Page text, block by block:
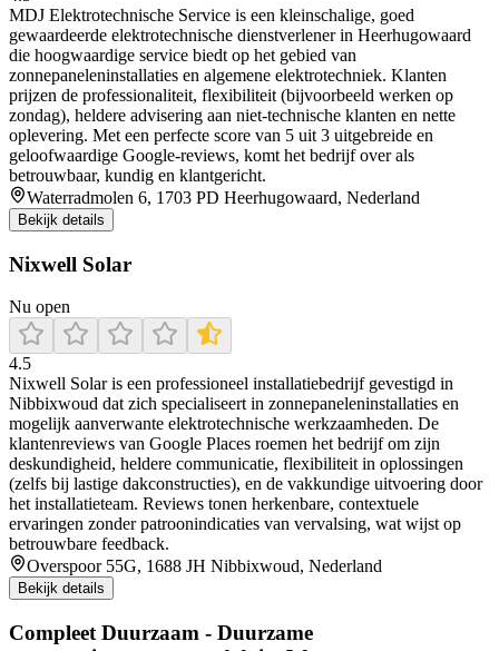
MDJ Elektrotechnische Service is een kleinschalige, goed
gewaardeerde elektrotechnische dienstverlener in Heerhugowaard
die hoogwaardige service biedt op het gebied van
zonnepaneleninstallaties en algemene elektrotechniek. Klanten
prijzen de professionaliteit, flexibiliteit (bijvoorbeeld werken op
zondag), heldere advisering aan niet-technische klanten en nette
oplevering. Met een perfecte score van 5 uit 3 uitgebreide en
geloofwaardige Google-reviews, komt het bedrijf over als
betrouwbaar, kundig en klantgericht.
Waterradmolen 6, 1703 PD Heerhugowaard, Nederland
Bekijk details
Nixwell Solar
Nu open
4.5
Nixwell Solar is een professioneel installatiebedrijf gevestigd in
Nibbixwoud dat zich specialiseert in zonnepaneleninstallaties en
mogelijk aanverwante elektrotechnische werkzaamheden. De
klantenreviews van Google Places roemen het bedrijf om zijn
deskundigheid, heldere communicatie, flexibiliteit in oplossingen
(zelfs bij lastige dakconstructies), en de vakkundige uitvoering door
het installatieteam. Reviews tonen herkenbare, contextuele
ervaringen zonder patroonindicaties van vervalsing, wat wijst op
betrouwbare feedback.
Overspoor 55G, 1688 JH Nibbixwoud, Nederland
Bekijk details
Compleet Duurzaam - Duurzame